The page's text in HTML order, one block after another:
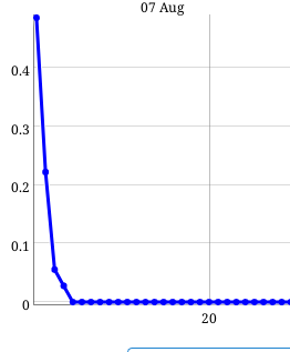
07 Aug
0
0.1
0.2
0.3
0.4
20